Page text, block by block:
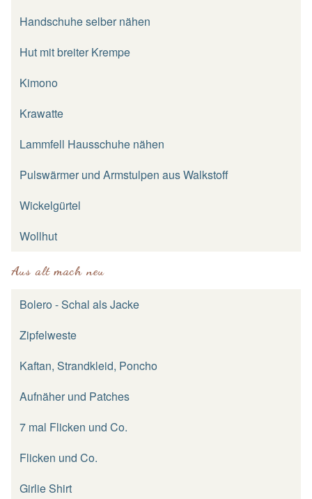
Handschuhe selber nähen
Hut mit breiter Krempe
Kimono
Krawatte
Lammfell Hausschuhe nähen
Pulswärmer und Armstulpen aus Walkstoff
Wickelgürtel
Wollhut
Aus alt mach neu
Bolero - Schal als Jacke
Zipfelweste
Kaftan, Strandkleid, Poncho
Aufnäher und Patches
7 mal Flicken und Co.
Flicken und Co.
Girlie Shirt